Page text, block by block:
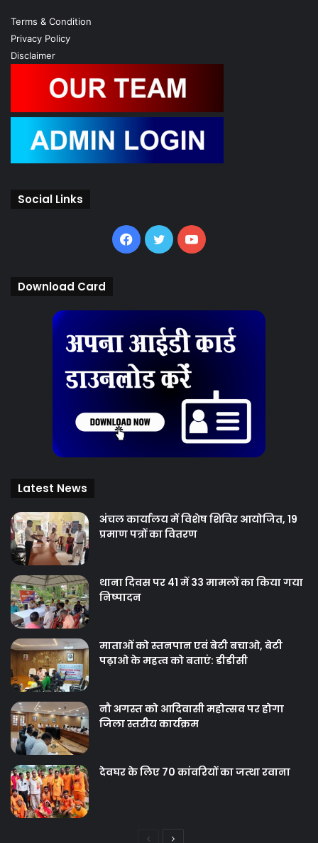
Terms & Condition
Privacy Policy
Disclaimer
Social Links
Facebook
TwitterYouTube
Download Card
Latest News
अंचल कार्यालय में विशेष शिविर आयोजित, 19
प्रमाण पत्रों का वितरण
थाना दिवस पर 41 में 33 मामलों का किया गया
निष्‍पादन
माताओं को स्तनपान एवं बेटी बचाओ, बेटी
पढ़ाओ के महत्व को बताएं: डीडीसी
नौ अगस्त को आदिवासी महोत्सव पर होगा
जिला स्तरीय कार्यक्रम
देवघर के लिए 70 कांवरियों का जत्था रवाना
PreviousNext